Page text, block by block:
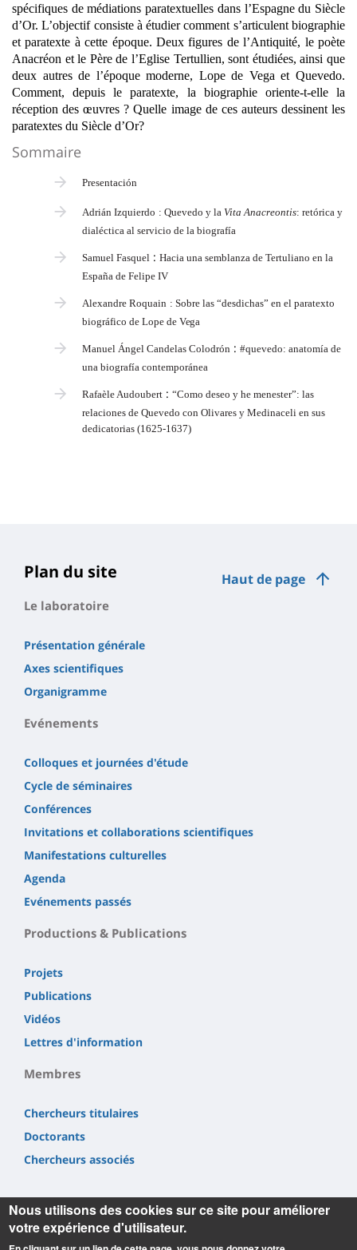
spécifiques de médiations paratextuelles dans l’Espagne du Siècle
d’Or. L’objectif consiste à étudier comment s’articulent biographie
et paratexte à cette époque. Deux figures de l’Antiquité, le poète
Anacréon et le Père de l’Eglise Tertullien, sont étudiées, ainsi que
deux autres de l’époque moderne, Lope de Vega et Quevedo.
Comment, depuis le paratexte, la biographie oriente-t-elle la
réception des œuvres ? Quelle image de ces auteurs dessinent les
paratextes du Siècle d’Or?
Sommaire
Presentación
Adrián Izquierdo : Quevedo y la Vita Anacreontis: retórica y
dialéctica al servicio de la biografía
Samuel Fasquel : Hacia una semblanza de Tertuliano en la
España de Felipe IV
Alexandre Roquain : Sobre las “desdichas” en el paratexto
biográfico de Lope de Vega
Manuel Ángel Candelas Colodrón : #quevedo: anatomía de
una biografía contemporánea
Rafaèle Audoubert : “Como deseo y he menester”: las
relaciones de Quevedo con Olivares y Medinaceli en sus
dedicatorias (1625-1637)
Haut de page
Plan du site
Le laboratoire
Présentation générale
Axes scientifiques
Organigramme
Evénements
Colloques et journées d'étude
Cycle de séminaires
Conférences
Invitations et collaborations scientifiques
Manifestations culturelles
Agenda
Evénements passés
Productions & Publications
Projets
Publications
Vidéos
Lettres d'information
Membres
Chercheurs titulaires
Doctorants
Chercheurs associés
Nous utilisons des cookies sur ce site pour améliorer
votre expérience d'utilisateur.